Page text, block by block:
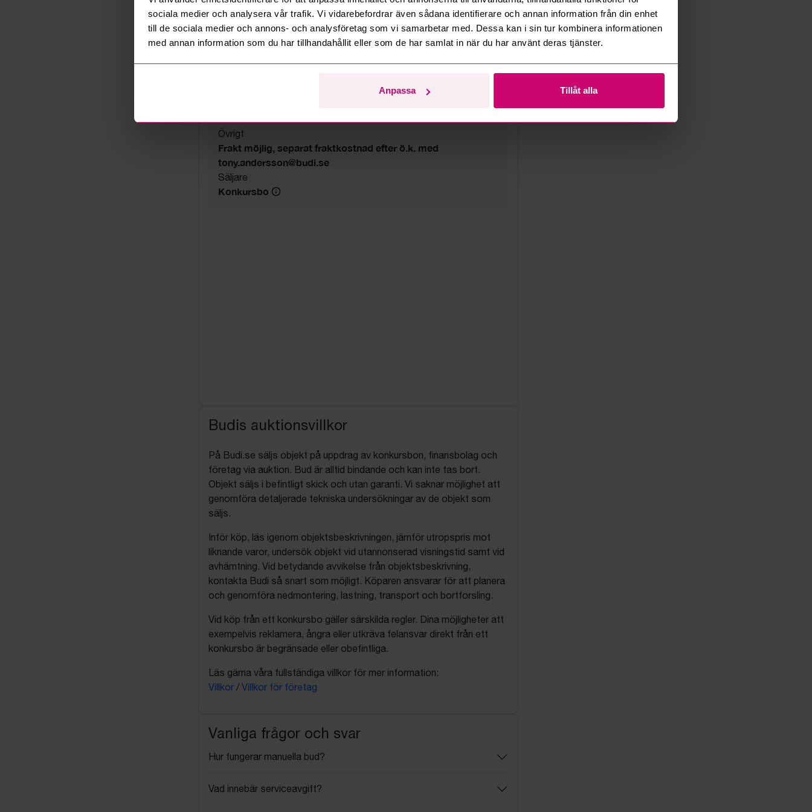
sociala medier och analysera vår trafik. Vi vidarebefordrar även sådana identifierare och annan information från din enhet
till de sociala medier och annons- och analysföretag som vi samarbetar med. Dessa kan i sin tur kombinera informationen
med annan information som du har tillhandahållit eller som de har samlat in när du har använt deras tjänster.
Anpassa Tillåt alla
Auktionsavslut
17 juni 2026 10:05
Utlämning
Övrigt
Frakt möjlig, separat fraktkostnad efter ö.k. med
tony.andersson@budi.se
Säljare
Konkursbo
Budis auktionsvillkor
På Budi.se säljs objekt på uppdrag av konkursbon, finansbolag och
företag via auktion. Bud är alltid bindande och kan inte tas bort.
Objekt säljs i befintligt skick och utan garanti. Vi saknar möjlighet att
genomföra detaljerade tekniska undersökningar av de objekt som
säljs.
Inför köp, läs igenom objektsbeskrivningen, jämför utropspris mot
liknande varor, undersök objekt vid utannonserad visningstid samt vid
avhämtning. Vid betydande avvikelse från objektsbeskrivning,
kontakta Budi så snart som möjligt. Köparen ansvarar för att planera
och genomföra nedmontering, lastning, transport och bortforsling.
Vid köp från ett konkursbo gäller särskilda regler. Dina möjligheter att
exempelvis reklamera, ångra eller utkräva felansvar direkt från ett
konkursbo är begränsade eller obefintliga.
Läs gärna våra fullständiga villkor för mer information:
Villkor / Villkor för företag
Vanliga frågor och svar
Hur fungerar manuella bud?
Vad innebär serviceavgift?